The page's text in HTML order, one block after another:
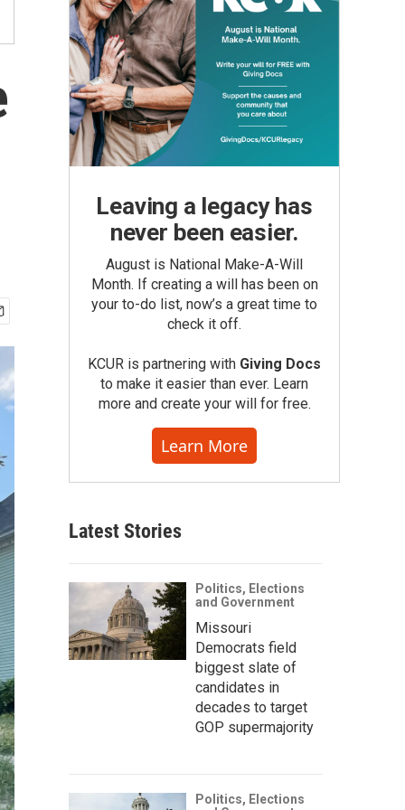
Leaving a legacy has
never been easier.
August is National Make-A-Will
Month. If creating a will has been on
your to-do list, now’s a great time to
check it off.
KCUR is partnering with Giving Docs
to make it easier than ever. Learn
more and create your will for free.
Learn More
Latest Stories
Politics, Elections
and Government
Missouri
Democrats field
biggest slate of
candidates in
decades to target
GOP supermajority
Politics, Elections